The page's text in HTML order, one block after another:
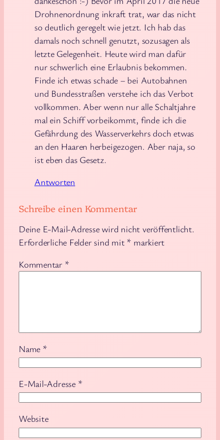
Drohnenordnung inkraft trat, war das nicht
so deutlich geregelt wie jetzt. Ich hab das
damals noch schnell genutzt, sozusagen als
letzte Gelegenheit. Heute wird man dafür
nur schwerlich eine Erlaubnis bekommen.
Finde ich etwas schade – bei Autobahnen
und Bundesstraßen verstehe ich das Verbot
vollkommen. Aber wenn nur alle Schaltjahre
mal ein Schiff vorbeikommt, finde ich die
Gefährdung des Wasserverkehrs doch etwas
an den Haaren herbeigezogen. Aber naja, so
ist eben das Gesetz.
Antworten
Schreibe einen Kommentar
Deine E-Mail-Adresse wird nicht veröffentlicht.
Erforderliche Felder sind mit * markiert
Kommentar *
Name *
E-Mail-Adresse *
Website